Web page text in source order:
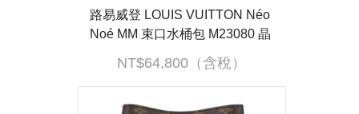
路易威登 LOUIS VUITTON Néo
Noé MM 束口水桶包 M23080 晶
片款 棉麻NEONOE MM 背帶
NT$64,800（含稅）